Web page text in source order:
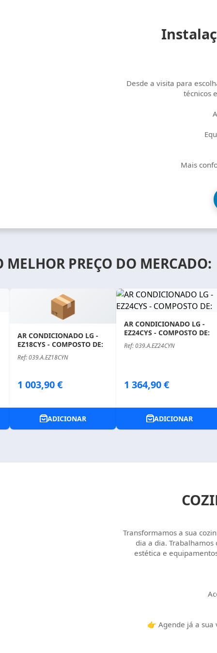
Desde a visita para
técnicos
Mais
PREÇO DO MERCADO:
📦
AR CONDICIONADO LG -
EZ18CYS - COMPOSTO DE:
Ref: 039.A.EZ18CYN
Price
1 003,90 €
ADICIONAR
AR CONDICIONADO LG -
EZ24CYS - COMPOSTO DE:
Ref: 039.A.EZ24CYN
Price
1 364,90 €
ADICIONAR
Transformamos a sua
dia a dia.
estética e
👉 Agende já a sua